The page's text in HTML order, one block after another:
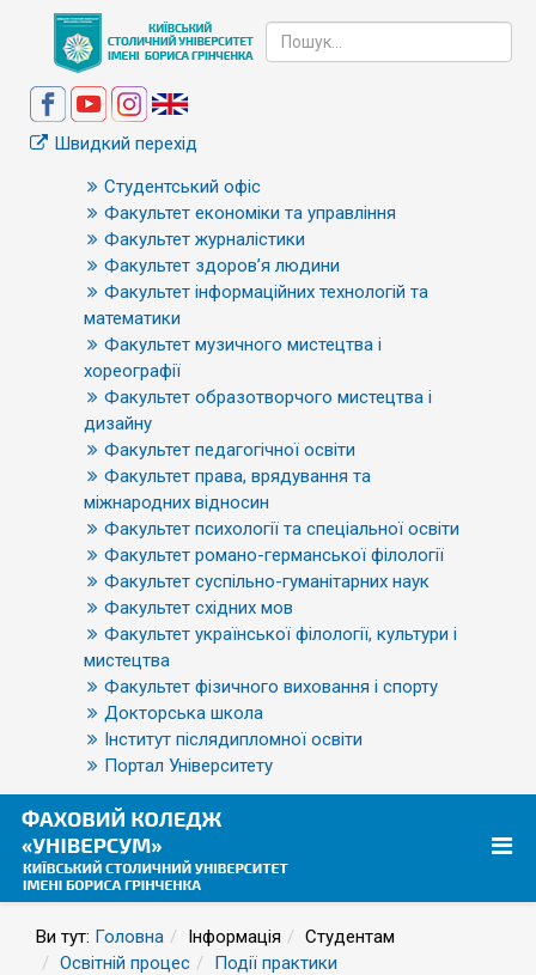
Швидкий перехід
Студентський офіс
Факультет економіки та управління
Факультет журналістики
Факультет здоров’я людини
Факультет інформаційних технологій та
математики
Факультет музичного мистецтва і
хореографії
Факультет образотворчого мистецтва і
дизайну
Факультет педагогічної освіти
Факультет права, врядування та
міжнародних відносин
Факультет психології та спеціальної освіти
Факультет романо-германської філології
Факультет суспільно-гуманітарних наук
Факультет східних мов
Факультет української філології, культури і
мистецтва
Факультет фізичного виховання і спорту
Докторська школа
Інститут післядипломної освіти
Портал Університету
Ви тут: Головна Інформація
Студентам
Освітній процес
Події практики